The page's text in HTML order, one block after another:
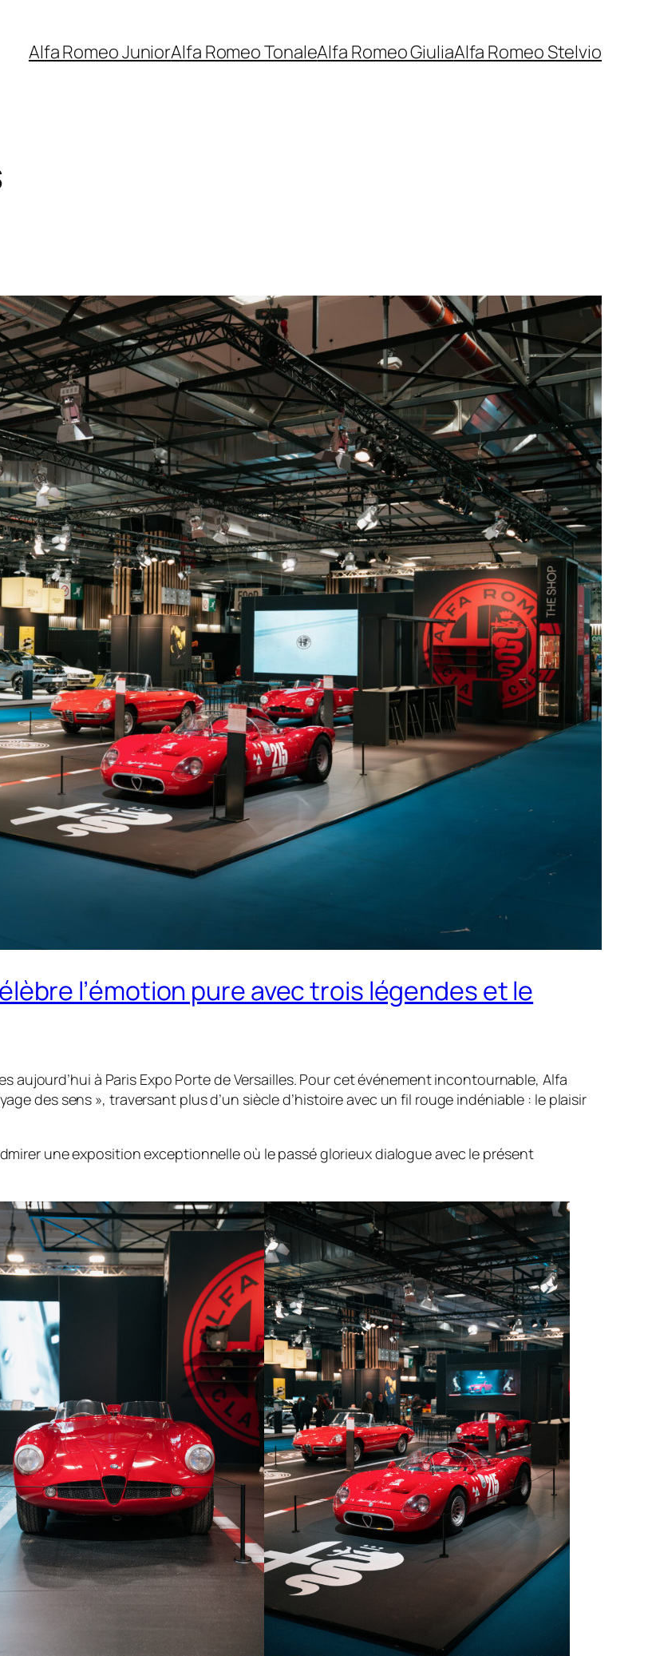
Alfa Romeo JuniorAlfa Romeo TonaleAlfa Romeo GiuliaAlfa Romeo Stelvio
l’émotion pure avec trois légendes et le
aujourd’hui à Paris Expo Porte de Versailles. Pour cet événement incontournable, Alfa
des sens », traversant plus d’un siècle d’histoire avec un fil rouge indéniable : le plaisir
une exposition exceptionnelle où le passé glorieux dialogue avec le présent